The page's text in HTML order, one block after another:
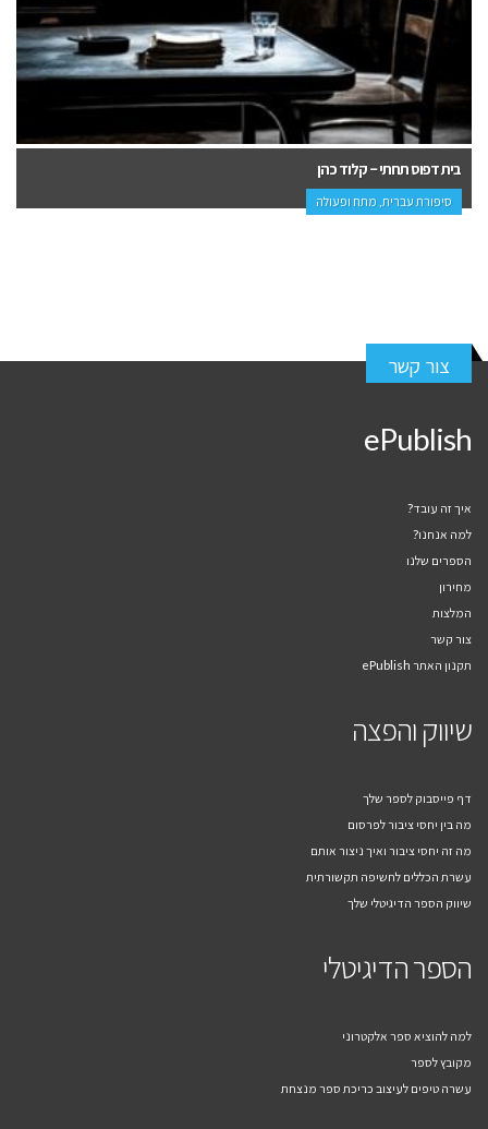
בית דפוס תחתי – קלוד כהן
סיפורת עברית, מתח ופעולה
צור קשר
ePublish
איך זה עובד?
למה אנחנו?
הספרים שלנו
מחירון
המלצות
צור קשר
תקנון האתר ePublish
שיווק והפצה
דף פייסבוק לספר שלך
מה בין יחסי ציבור לפרסום
מה זה יחסי ציבור ואיך ניצור אותם
עשרת הכללים לחשיפה תקשורתית
שיווק הספר הדיגיטלי שלך
הספר הדיגיטלי
למה להוציא ספר אלקטרוני
מקובץ לספר
עשרה טיפים לעיצוב כריכת ספר מנצחת